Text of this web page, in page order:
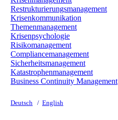
Restrukturierungsmanagement
Krisenkommunikation
Themenmanagement
Krisenpsychologie
Risikomanagement
Compliancemanagement
Sicherheitsmanagement
Katastrophenmanagement
Business Continuity Management
Deutsch / English